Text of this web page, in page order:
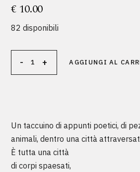
€ 10.00
82 disponibili
7 ossessioni quantity
- + AGGIUNGI AL
Un taccuino di appunti poetici, di
animali, dentro una città
È tutta una città
di corpi spaesati,